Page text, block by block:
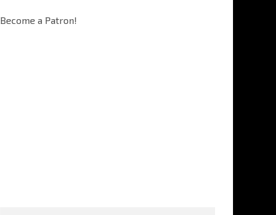
Become a Patron!